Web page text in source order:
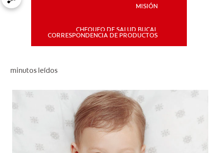
PARA PROFESIONALES
AR (ES)
MISIÓN
CHEQUEO DE SALUD BUCAL
CORRESPONDENCIA DE PRODUCTOS
minutos leídos